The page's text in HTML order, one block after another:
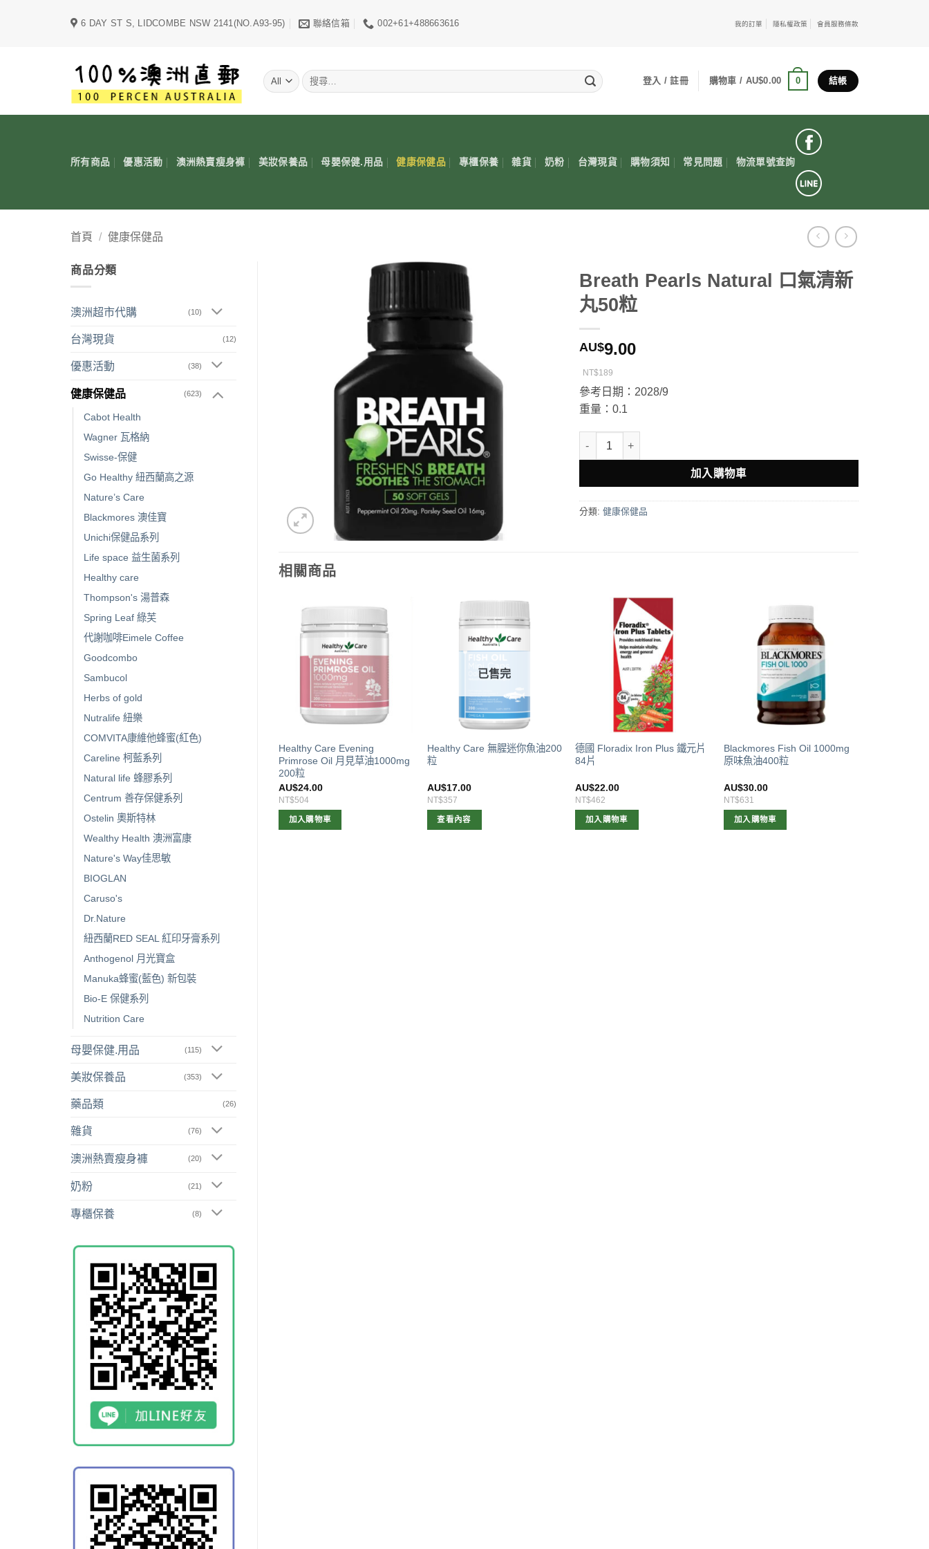
6 DAY ST S, LIDCOMBE NSW 2141(NO.A93-95) 聯絡信箱 002+61+488663616 我的訂單 隱私權政策 會員服務條款
搜
尋
鍵
登入 / 註冊 購物車 / AU$0.00 0 結帳
所有商品 優惠活動 澳洲熱賣瘦身褲 美妝保養品 母嬰保健.用品 健康保健品 專櫃保養 雜貨 奶粉 台灣現貨 購物須知 常見問題 物流單號查詢
首頁 / 健康保健品
商品分類
澳洲超市代購 (10)
台灣現貨 (12)
優惠活動 (38)
健康保健品 (623)
Cabot Health
Wagner 瓦格納
Swisse-保健
Go Healthy 紐西蘭高之源
Nature’s Care
Blackmores 澳佳寶
Unichi保健品系列
Life space 益生菌系列
Healthy care
Thompson's 湯普森
Spring Leaf 綠芙
代謝咖啡Eimele Coffee
Goodcombo
Sambucol
Herbs of gold
Nutralife 紐樂
COMVITA康維他蜂蜜(紅色)
Careline 柯藍系列
Natural life 蜂膠系列
Centrum 善存保健系列
Ostelin 奧斯特林
Wealthy Health 澳洲富康
Nature's Way佳思敏
BIOGLAN
Caruso's
Dr.Nature
紐西蘭RED SEAL 紅印牙膏系列
Anthogenol 月光寶盒
Manuka蜂蜜(藍色) 新包裝
Bio-E 保健系列
Nutrition Care
母嬰保健.用品 (115)
美妝保養品 (353)
藥品類 (26)
雜貨 (76)
澳洲熱賣瘦身褲 (20)
奶粉 (21)
專櫃保養 (8)
Breath Pearls Natural 口氣清新
丸50粒
AU$9.00
NT$189
參考日期：2028/9
重量：0.1
Breath Pearls Natural 口氣清新丸50粒 數量
加入購物車
分類: 健康保健品
相關商品
Healthy Care Evening
Primrose Oil 月見草油1000mg
200粒
AU$24.00
NT$504
加入購物車
已售完
Healthy Care 無腥迷你魚油200
粒
AU$17.00
NT$357
查看內容
德國 Floradix Iron Plus 鐵元片
84片
AU$22.00
NT$462
加入購物車
Blackmores Fish Oil 1000mg
原味魚油400粒
AU$30.00
NT$631
加入購物車
D 鈣+維他命D 150粒
軟糖50粒
NT$357
加入購物車